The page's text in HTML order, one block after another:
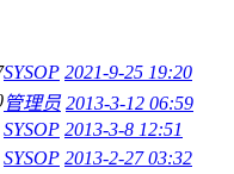
SYSOP 2021-9-25 19:20
管理员 2013-3-12 06:59
SYSOP 2013-3-8 12:51
SYSOP 2013-2-27 03:32